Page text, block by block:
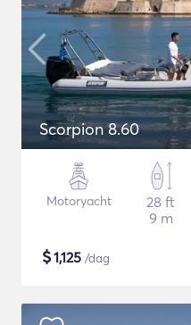
Scorpion 8.60
Motoryacht
28 ft
9 m
$1,125 /dag